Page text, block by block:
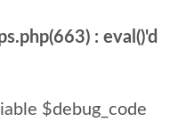
: eval()'d
$debug_code